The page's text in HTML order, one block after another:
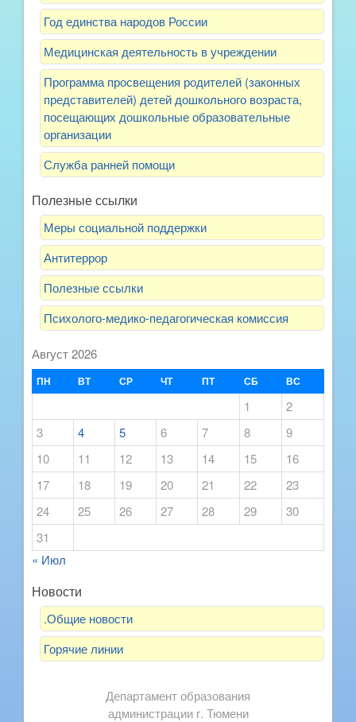
Год единства народов России
Медицинская деятельность в учреждении
Программа просвещения родителей (законных
представителей) детей дошкольного возраста,
посещающих дошкольные образовательные
организации
Служба ранней помощи
Полезные ссылки
Меры социальной поддержки
Антитеррор
Полезные ссылки
Психолого-медико-педагогическая комиссия
Август 2026
ПН ВТ СР ЧТ ПТ СБ ВС
1
2
3
4 5 6 7 8
9
10
11 12 13 14 15
16
17
18 19 20 21 22
23
24
25 26 27 28 29
30
31
« Июл
Новости
.Общие новости
Горячие линии
Департамент образования
администрации г. Тюмени